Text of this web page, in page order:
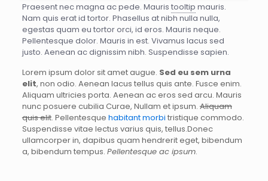
Praesent nec magna ac pede. Mauris tooltip mauris.
Nam quis erat id tortor. Phasellus at nibh nulla nulla,
egestas quam eu tortor orci, id eros. Mauris neque.
Pellentesque dolor. Mauris in est. Vivamus lacus sed
justo. Aenean ac dignissim nibh. Suspendisse sapien.
Lorem ipsum dolor sit amet augue. Sed eu sem urna
elit, non odio. Aenean lacus tellus quis ante. Fusce enim.
Aliquam ultricies porta. Aenean ac eros sed arcu. Mauris
nunc posuere cubilia Curae, Nullam et ipsum.Aliquam
quis elit. Pellentesque habitant morbi tristique commodo.
Suspendisse vitae lectus varius quis, tellus.Donec
ullamcorper in, dapibus quam hendrerit eget, bibendum
a, bibendum tempus. Pellentesque ac ipsum.